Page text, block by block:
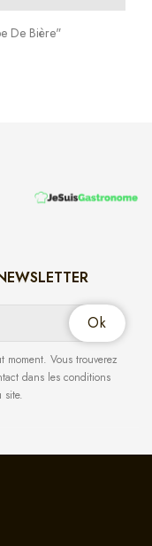
De Bière"
moment. Vous trouverez
dans les conditions
site.